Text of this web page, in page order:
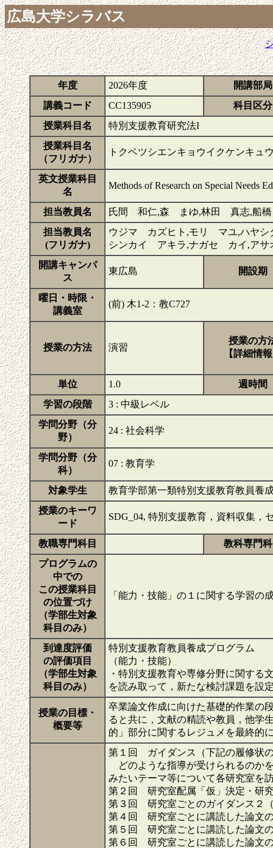
広島大学シラバス
年度 2026年度
開講部局
講義コード
CC135905
科目区分
授業科目名
特別支援教育研究法I
授業科目名
（フリガナ）
トクベツシエンキョウイクケンキュ
英文授業科目
名
Methods of Research on Special Needs
担当教員名
氏間 和仁,森 まゆ,林田 真志,船
担当教員名
(フリガナ)
ウジマ カズヒト,モリ マユ,ハヤ
シンカイ アキラ,ナガセ カイ,ア
開講キャンパ
ス
東広島 開設期
曜日・時限・
講義室
(前) 木1-2：教C727
授業の方法 演習
授業の方
【詳細情
単位 1.0
週時間
学習の段階
3 : 中級レベル
学問分野（分
野）
24 : 社会科学
学問分野（分
科）
07 : 教育学
対象学生
教育学部第一類特別支援教育教員養
授業のキーワ
ード
SDG_04, 特別支援教育，資料収集，
教職専門科目
教科専門
プログラムの
中での
この授業科目
の位置づけ
（学部生対象
科目のみ）
「能力・技能」の１に関する学習の
到達度評価
の評価項目
（学部生対象
科目のみ）
特別支援教育教員養成プログラム
（能力・技能）
・特別支援教育や専修分野に関する
を読み取って，新たな検討課題を設
授業の目標・
概要等
卒業論文作成に向けた基礎的作業の
ると共に，文献の精読や教員，他学
的」部分に関するレジュメを最終的
第１回 ガイダンス（下記の履修状
どのような指導が受けられるのか
みたいテーマ等について各研究室を
第２回 研究室配属「仮」決定・研
第３回 研究室ごとのガイダンス２
第４回 研究室ごとに講読した論文
第５回 研究室ごとに講読した論文
第６回 研究室ごとに講読した論文